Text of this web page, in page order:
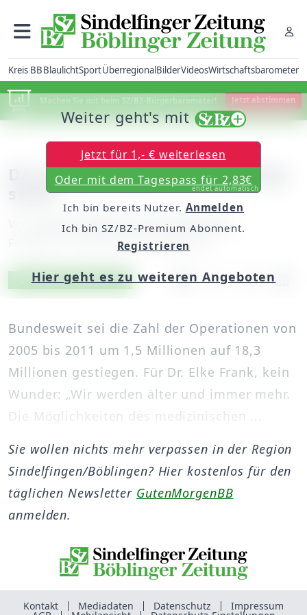
Kreis BBBlaulichtSportÜberregionalBilderVideosWirtschaftsbarometer
Machen Sie mit beim SZ/BZ-Bürgerbarometer! Jetzt abstimmen
Da wird die Klinikchefin richtig
sauer
unserer Redakteurin Fariba Sattler
Freitag, 01. Februar 2013, 00:00 Uhr
Artikel vorlesen
Exklusiv für Abonnenten
Bundesweit sei die Zahl der Operationen von
2005 bis 2011 um 1,5 Millionen auf 18,3
Millionen gestiegen. Für Dr. Elke Frank, kein
Wunder: „Wir werden älter und immer mehr.
Die Möglichkeiten des medizinischen ...
Weiter geht's mit
Jetzt für 1,- € weiterlesen
Oder mit dem Tagespass für 2,83€
endet automatisch
Ich bin bereits Nutzer. Anmelden
Ich bin SZ/BZ-Premium Abonnent.
Registrieren
Hier geht es zu weiteren Angeboten
Sie wollen nichts mehr verpassen in der Region
Sindelfingen/Böblingen? Hier kostenlos für den
täglichen Newsletter GutenMorgenBB
anmelden.
Kontakt Mediadaten Datenschutz Impressum